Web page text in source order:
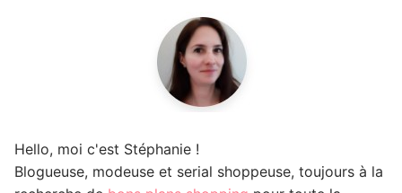
Hello, moi c'est Stéphanie !
Blogueuse, modeuse et serial shoppeuse, toujours à la